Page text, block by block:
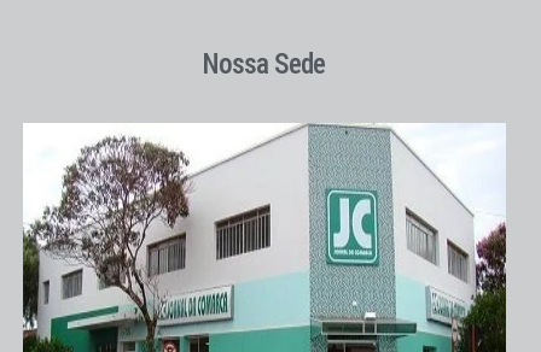
Nossa Sede